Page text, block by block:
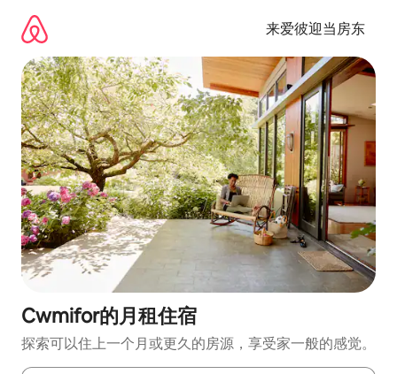
来爱彼迎当房东
Cwmifor的月租住宿
探索可以住上一个月或更久的房源，享受家一般的感觉。